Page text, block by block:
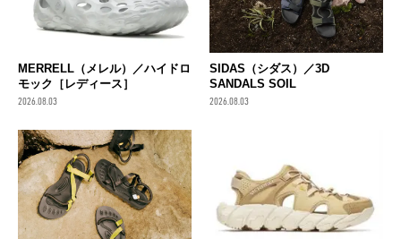
MERRELL（メレル）／ハイドロ
モック［レディース］
2026.08.03
SIDAS（シダス）／3D
SANDALS SOIL
2026.08.03